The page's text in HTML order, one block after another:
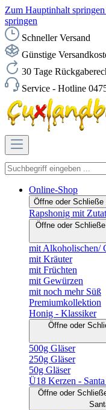
Zum Hauptinhalt springen
springen
Schneller Versand
Günstige
30 Tage
Service - Hotline
Online-Shop
Öffne oder Schließe
Rapshonig mit
Öffne oder
mit Alkoholischen/
mit Kräuter
mit Früchten
mit Gewürzen
mit noch mehr Süß
Premiumkollektion
Honig - Klassiker
Öffne oder
500g Gläser
250g Gläser
50g Gläser
Ü18 Kerzen -
Öffne oder